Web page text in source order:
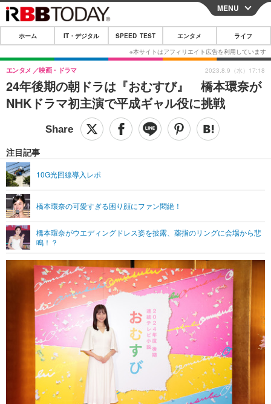
CLOSE
ホーム
IT・デジタル
IT・デジタルTOP スマートフォン
ショッピング その他
SPEED TEST
エンタメTOP 映画・ドラマ
グラビア
ショッピング その他
ライフTOP
リリース一覧
プッシュ通知の停止方法
MENU
ホーム IT・デジタル SPEED TEST エンタメ ライフ
24年後期の朝ドラは『おむすび』 橋本環奈が
NHKドラマ初主演で平成ギャル役に挑戦
エンタメ 映画・ドラマ
注目記事
10G光回線導入レポ
橋本環奈の可愛すぎる困り顔にファン悶絶！
橋本環奈がウエディングドレス姿を披露、薬指のリングに会場から悲
鳴！？
2023.8.9（水）17:18